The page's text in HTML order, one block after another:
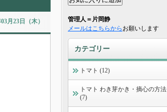
月23日（木）
管理人＝片岡静
メールはこちらから お願いします
カテゴリー
トマト (12)
トマト わき芽かき・摘心の方法
(7)